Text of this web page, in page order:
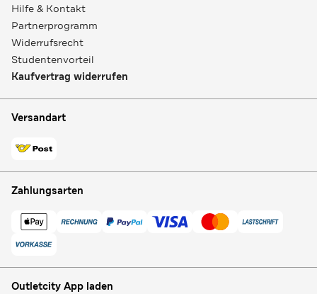
Hilfe & Kontakt
Partnerprogramm
Widerrufsrecht
Studentenvorteil
Kaufvertrag widerrufen
Versandart
Zahlungsarten
Outletcity App laden